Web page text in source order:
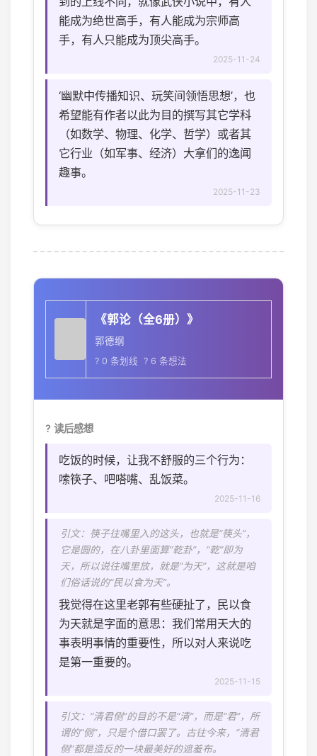
能成为绝世高手，有人能成为宗师高
手，有人只能成为顶尖高手。
2025-11-24
‘幽默中传播知识、玩笑间领悟思想’，也
希望能有作者以此为目的撰写其它学科
（如数学、物理、化学、哲学）或者其
它行业（如军事、经济）大拿们的逸闻
趣事。
2025-11-23
《郭论（全6册）》
郭德纲
? 0 条划线 ? 6 条想法
? 读后感想
吃饭的时候，让我不舒服的三个行为：
嗦筷子、吧嗒嘴、乱饭菜。
2025-11-16
引文：筷子往嘴里入的这头，也就是“筷头”，
它是圆的，在八卦里面算“乾卦”，“乾”即为
天，所以说往嘴里放，就是“为天”，这就是咱
们俗话说的“民以食为天”。
我觉得在这里老郭有些硬扯了，民以食
为天就是字面的意思：我们常用天大的
事表明事情的重要性，所以对人来说吃
是第一重要的。
2025-11-15
引文：“清君侧”的目的不是“清”，而是“君”，所
谓的“侧”，只是个借口罢了。古往今来，“清君
侧”都是造反的一块最美好的遮羞布。